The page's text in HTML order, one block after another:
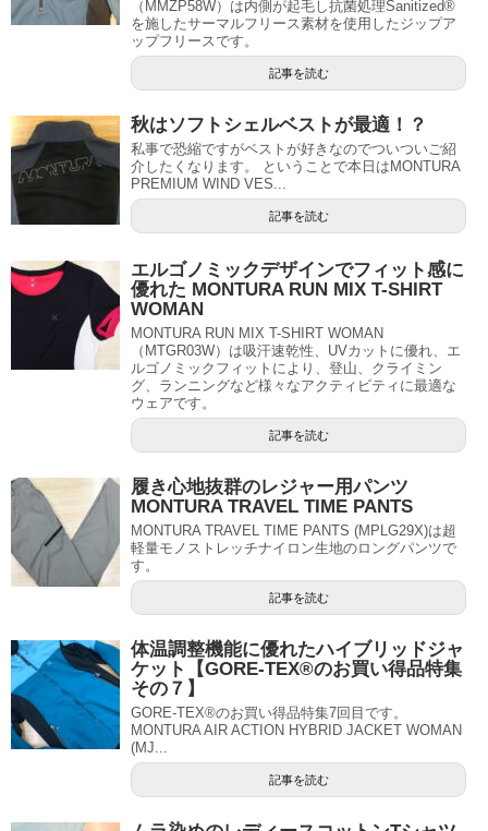
（MMZP58W）は内側が起毛し抗菌処理Sanitized®
を施したサーマルフリース素材を使用したジップア
ップフリースです。
記事を読む
秋はソフトシェルベストが最適！？
私事で恐縮ですがベストが好きなのでついついご紹
介したくなります。 ということで本日はMONTURA
PREMIUM WIND VES...
記事を読む
エルゴノミックデザインでフィット感に
優れた MONTURA RUN MIX T-SHIRT
WOMAN
MONTURA RUN MIX T-SHIRT WOMAN
（MTGR03W）は吸汗速乾性、UVカットに優れ、エ
ルゴノミックフィットにより、登山、クライミン
グ、ランニングなど様々なアクティビティに最適な
ウェアです。
記事を読む
履き心地抜群のレジャー用パンツ
MONTURA TRAVEL TIME PANTS
MONTURA TRAVEL TIME PANTS (MPLG29X)は超
軽量モノストレッチナイロン生地のロングパンツで
す。
記事を読む
体温調整機能に優れたハイブリッドジャ
ケット【GORE-TEX®のお買い得品特集
その７】
GORE-TEX®のお買い得品特集7回目です。
MONTURA AIR ACTION HYBRID JACKET WOMAN
(MJ...
記事を読む